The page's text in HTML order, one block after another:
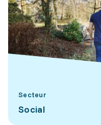
Secteur
Social